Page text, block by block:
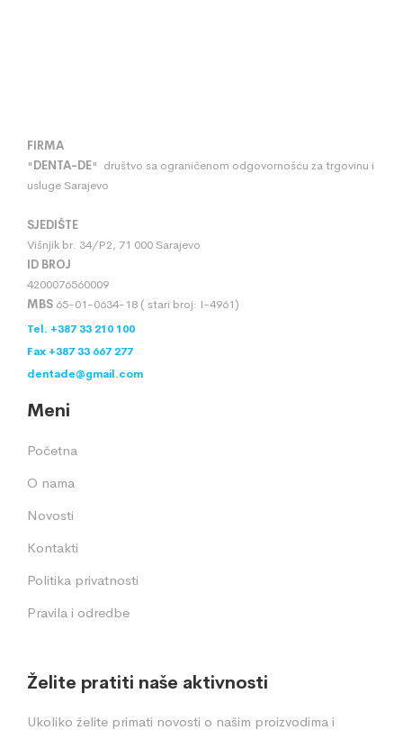
FIRMA
"DENTA-DE" društvo sa ograničenom odgovornošću za trgovinu i
usluge Sarajevo
SJEDIŠTE
Višnjik br. 34/P2, 71 000 Sarajevo
ID BROJ
4200076560009
MBS 65-01-0634-18 ( stari broj: I-4961)
Tel. +387 33 210 100
Fax +387 33 667 277
dentade@gmail.com
Meni
Početna
O nama
Novosti
Kontakti
Politika privatnosti
Pravila i odredbe
Želite pratiti naše aktivnosti
Ukoliko želite primati novosti o našim proizvodima i